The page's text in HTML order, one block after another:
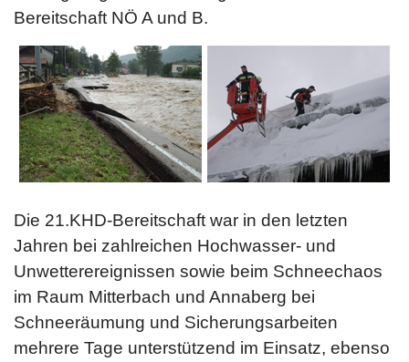
Bereitschaft NÖ A und B.
Die 21.KHD-Bereitschaft war in den letzten
Jahren bei zahlreichen Hochwasser- und
Unwetterereignissen sowie beim Schneechaos
im Raum Mitterbach und Annaberg bei
Schneeräumung und Sicherungsarbeiten
mehrere Tage unterstützend im Einsatz, ebenso